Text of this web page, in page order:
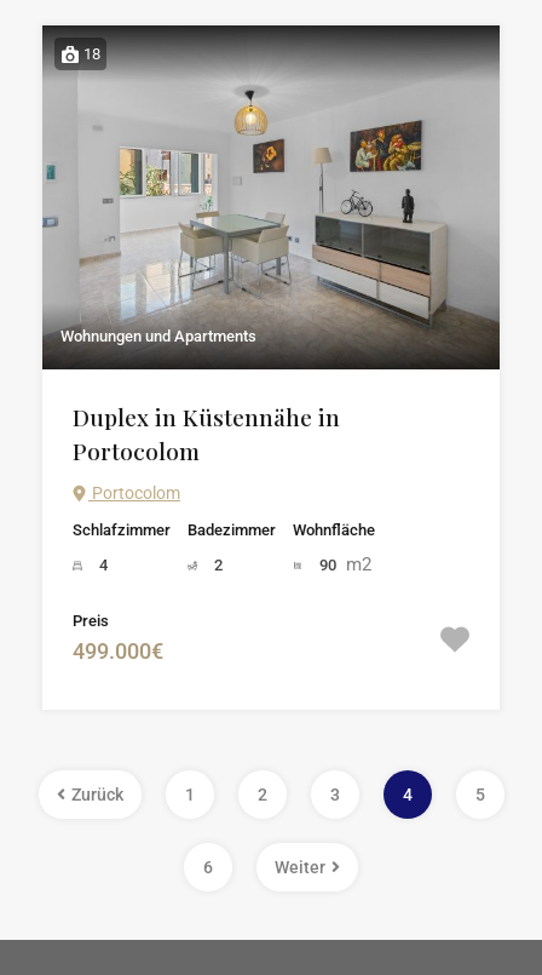
18
Wohnungen und Apartments
Duplex in Küstennähe in
Portocolom
Portocolom
Schlafzimmer
4
Badezimmer
2
Wohnfläche
90 m2
Preis
499.000€
Zurück 1 2 3 4 5
6 Weiter